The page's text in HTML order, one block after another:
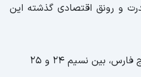
و رونق اقتصادی گذشته این
بین نسیم ۲۴ و ۲۵